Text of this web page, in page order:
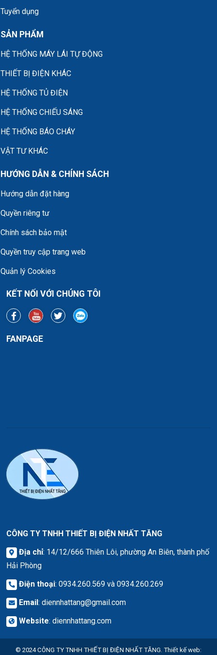
Tuyển dụng
SẢN PHẨM
HỆ THỐNG MÁY LÁI TỰ ĐỘNG
THIẾT BỊ ĐIỆN KHÁC
HỆ THỐNG TỦ ĐIỆN
HỆ THỐNG CHIẾU SÁNG
HỆ THỐNG BÁO CHÁY
VẬT TƯ KHÁC
HƯỚNG DẪN & CHÍNH SÁCH
Hướng dẫn đặt hàng
Quyền riêng tư
Chính sách bảo mật
Quyền truy cập trang web
Quản lý Cookies
KẾT NỐI VỚI CHÚNG TÔI
FANPAGE
CÔNG TY TNHH THIẾT BỊ ĐIỆN NHẤT TĂNG
Địa chỉ: 14/12/666 Thiên Lôi, phường An Biên, thành phố
Hải Phòng
Điện thoại: 0934.260.569 và 0934.260.269
Email: diennhattang@gmail.com
Website: diennhattang.com
© 2024CÔNG TY TNHH THIẾT BỊ ĐIỆN NHẤT TĂNG. Thiết kế web: